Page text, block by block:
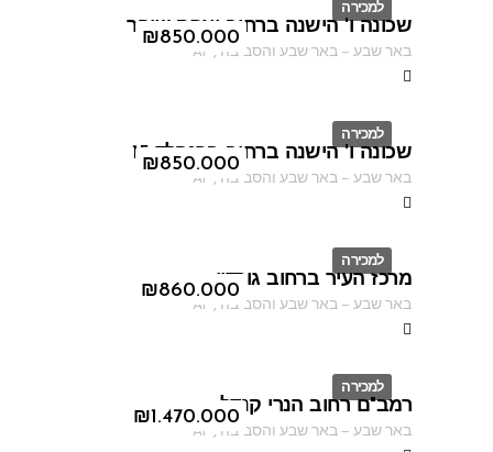
למכירה
ID
₪850.000
שכונה ו' הישנה ברחוב יצחק שיפר
באר שבע–באר שבע והסביבה ,
AF
למכירה
ID
₪850.000
שכונה ו' הישנה ברחוב ברנפלד 15
באר שבע–באר שבע והסביבה ,
AF
למכירה
ID
₪860.000
מרכז העיר ברחוב גורדון
באר שבע–באר שבע והסביבה ,
AF
למכירה
ID
₪1.470.000
רמב"ם רחוב הנרי קנדל
באר שבע–באר שבע והסביבה ,
AF